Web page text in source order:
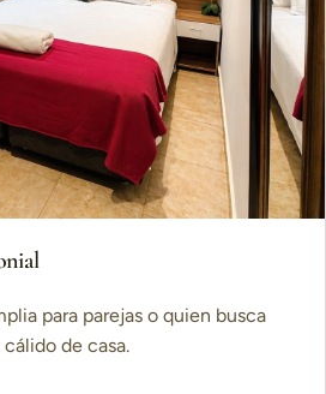
para parejas o quien busca
de casa.